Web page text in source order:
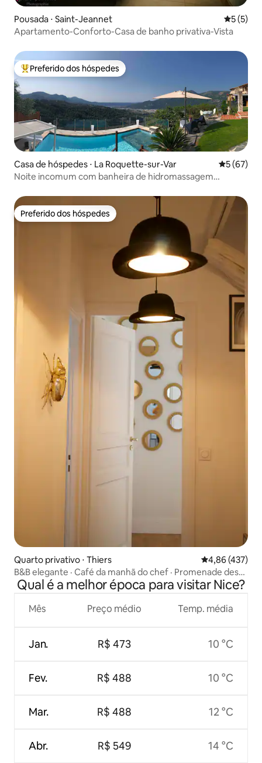
Pousada ⋅ Saint-Jeannet 5 de
5 (5)
Apartamento-Conforto-Casa de banho privativa-Vista
Entre os melhores preferidos dos hóspedes
Preferido dos hóspedes
Casa de hóspedes ⋅ La Roquette-sur-Var 5 de uma
5 (67)
Noite incomum com banheira de hidromassagem
Preferido dos hóspedes
Preferido dos hóspedes
Quarto privativo ⋅ Thiers 4,86 de uma
4,86 (437)
B&B elegante · Café da manhã do chef · Promenade des
Anglais
Qual é a melhor época para visitar Nice?
Mês
Jan.
Fev.
Mar.
Abr.
Preço médio
R$ 473
R$ 488
R$ 488
R$ 549
Temp. média
10 °C
10 °C
12 °C
14 °C